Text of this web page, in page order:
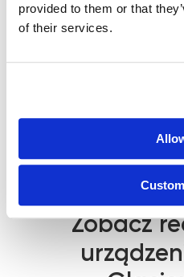
provided to them or that
of their services.
Zobacz